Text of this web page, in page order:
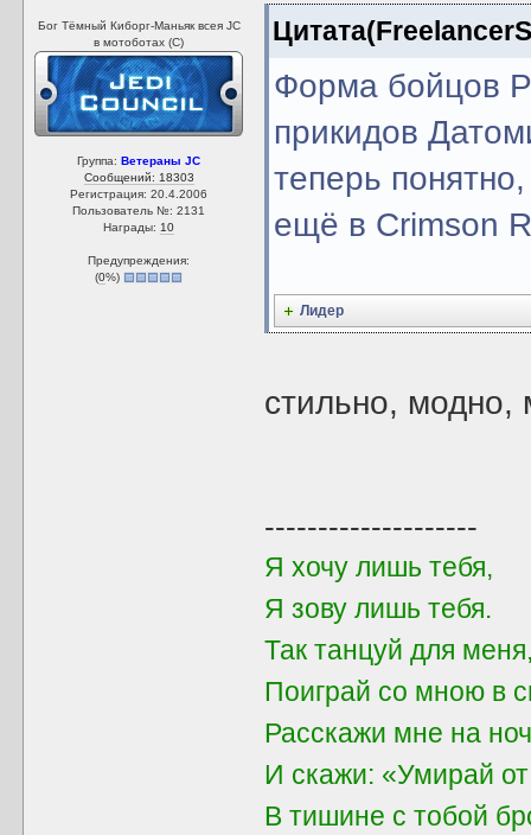
Бог Тёмный Киборг-Маньяк всея JC
в мотоботах (С)
Группа:Ветераны JC
Сообщений: 18303
Регистрация: 20.4.2006
Пользователь №: 2131
Награды: 10
Предупреждения:
(0%)
Форма бойцов
прикидов
теперь
ещё в Crimson
Лидер
стильно, модно,
--------------------
Я хочу лишь тебя,
Я зову лишь тебя.
Так танцуй для
Поиграй со мною в
Расскажи мне на
И скажи: «Умирай
В тишине с тобой